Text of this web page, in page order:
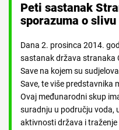
Peti sastanak
sporazuma o
Dana 2. prosinca 2014.
sastanak država stranaka
Save na kojem su
Save, te više predstavnika
Ovaj međunarodni skup
suradnju u području voda,
aktivnosti država i